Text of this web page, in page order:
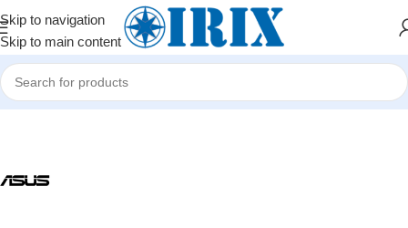
Skip to navigation
Skip to main content
Home/Shop/Noutbuklar